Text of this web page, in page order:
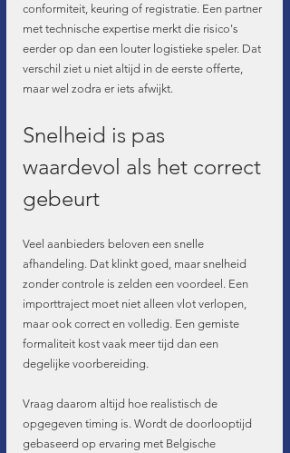
conformiteit, keuring of registratie. Een partner
met technische expertise merkt die risico's
eerder op dan een louter logistieke speler. Dat
verschil ziet u niet altijd in de eerste offerte,
maar wel zodra er iets afwijkt.
Snelheid is pas
waardevol als het correct
gebeurt
Veel aanbieders beloven een snelle
afhandeling. Dat klinkt goed, maar snelheid
zonder controle is zelden een voordeel. Een
importtraject moet niet alleen vlot verlopen,
maar ook correct en volledig. Een gemiste
formaliteit kost vaak meer tijd dan een
degelijke voorbereiding.
Vraag daarom altijd hoe realistisch de
opgegeven timing is. Wordt de doorlooptijd
gebaseerd op ervaring met Belgische